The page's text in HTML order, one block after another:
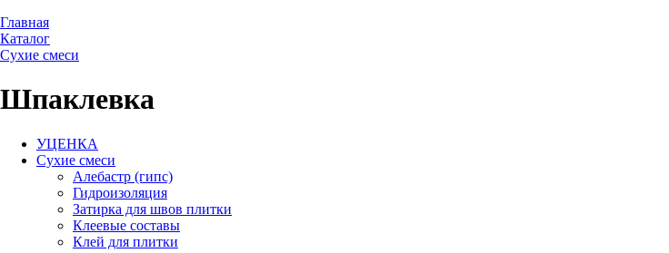
Главная
Каталог
Сухие смеси
Шпаклевка
УЦЕНКА
Сухие смеси
Алебастр (гипс)
Гидроизоляция
Затирка для швов плитки
Клеевые составы
Клей для плитки